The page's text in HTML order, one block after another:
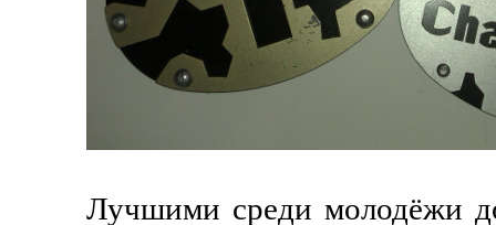
Лучшими среди молодёжи